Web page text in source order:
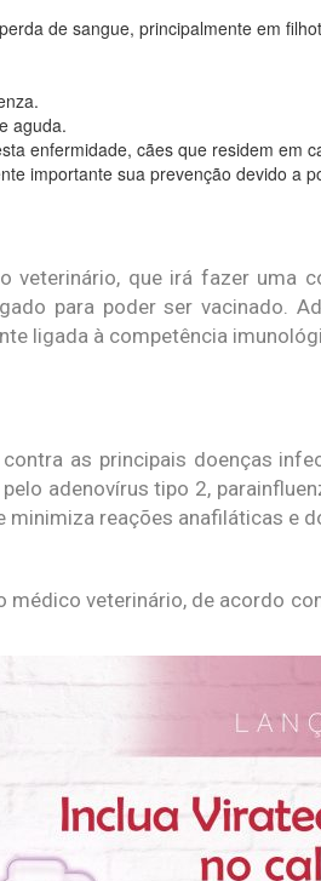
de sangue, principalmente em
aguda.
enfermidade, cães que residem em
importante sua prevenção devido a
veterinário, que irá fazer uma
para poder ser vacinado.
ligada à competência
as principais doenças
adenovírus tipo 2,
reações anafiláticas e
veterinário, de acordo